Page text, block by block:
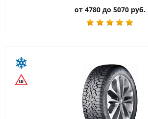
от 4780 до 5070 руб.